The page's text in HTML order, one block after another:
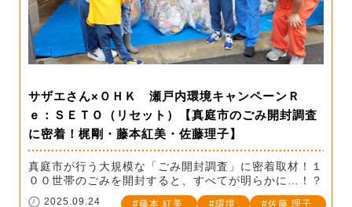
サザエさん×ＯＨＫ 瀬戸内環境キャンペーンＲ
ｅ：ＳＥＴＯ（リセット）【真庭市のごみ開封調査
に密着！梶剛・藤本紅美・佐藤理子】
真庭市が行う大規模な「ごみ開封調査」に密着取材！１
００世帯のごみを開封すると、すべてが明らかに…！？
2025.09.24 藤本 紅美 環境 佐藤 理子